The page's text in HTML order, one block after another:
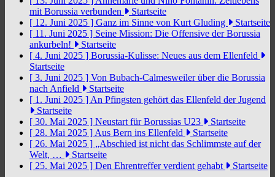
mit Borussia verbunden
Startseite
[ 12. Juni 2025 ] Ganz im Sinne von Kurt Gluding
Startseite
[ 11. Juni 2025 ] Seine Mission: Die Offensive der Borussia
ankurbeln!
Startseite
[ 4. Juni 2025 ] Borussia-Kulisse: Neues aus dem Ellenfeld
Startseite
[ 3. Juni 2025 ] Von Bubach-Calmesweiler über die Borussia
nach Anfield
Startseite
[ 1. Juni 2025 ] An Pfingsten gehört das Ellenfeld der Jugend
Startseite
[ 30. Mai 2025 ] Neustart für Borussias U23
Startseite
[ 28. Mai 2025 ] Aus Bern ins Ellenfeld
Startseite
[ 26. Mai 2025 ] „Abschied ist nicht das Schlimmste auf der
Welt, …
Startseite
[ 25. Mai 2025 ] Den Ehrentreffer verdient gehabt
Startseite